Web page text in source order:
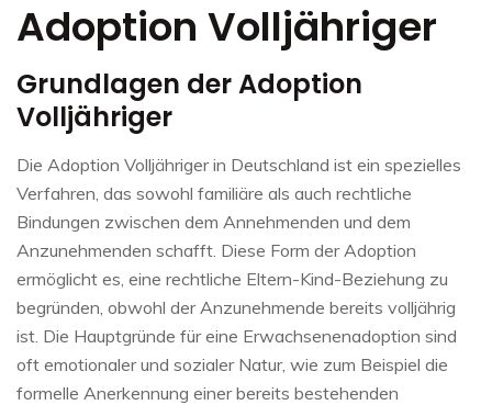
Adoption Volljähriger
Grundlagen der Adoption
Volljähriger
Die Adoption Volljähriger in Deutschland ist ein spezielles
Verfahren, das sowohl familiäre als auch rechtliche
Bindungen zwischen dem Annehmenden und dem
Anzunehmenden schafft. Diese Form der Adoption
ermöglicht es, eine rechtliche Eltern-Kind-Beziehung zu
begründen, obwohl der Anzunehmende bereits volljährig
ist. Die Hauptgründe für eine Erwachsenenadoption sind
oft emotionaler und sozialer Natur, wie zum Beispiel die
formelle Anerkennung einer bereits bestehenden